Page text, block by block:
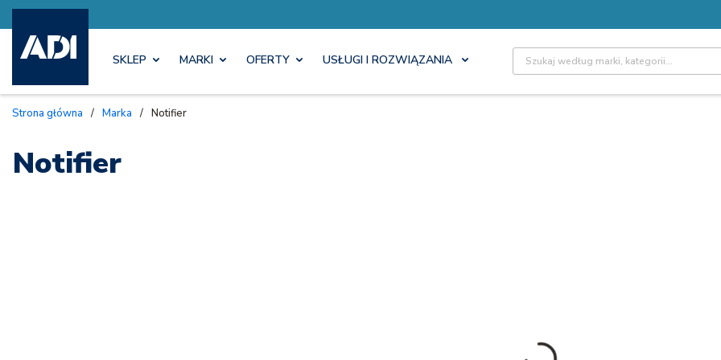
SKLEP MARKI OFERTY USŁUGI I ROZWIĄZANIA Site Search
Strona główna / Marka / Notifier
Notifier